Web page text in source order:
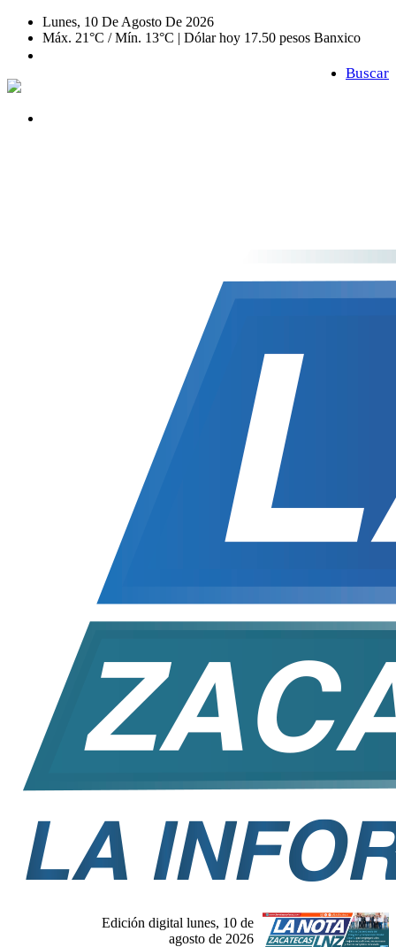
Lunes, 10 De Agosto De 2026
Máx. 21°C / Mín. 13°C | Dólar hoy 17.50 pesos Banxico
Buscar
Edición digital lunes, 10 de
agosto de 2026